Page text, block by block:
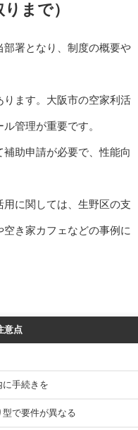
まで）
署となり、制度の概要や
ます。大阪市の空家利活
管理が重要です。
助申請が必要で、性能向
に関しては、生野区の支
き家カフェなどの事例に
意点
手続きを
で要件が異なる